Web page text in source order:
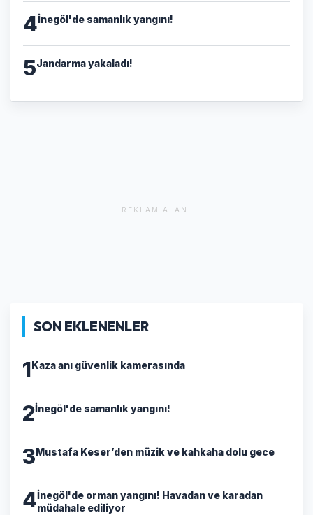
4İnegöl'de samanlık yangını!
5Jandarma yakaladı!
REKLAM ALANI
SON EKLENENLER
1Kaza anı güvenlik kamerasında
2İnegöl'de samanlık yangını!
3Mustafa Keser’den müzik ve kahkaha dolu gece
4İnegöl'de orman yangını! Havadan ve karadan
müdahale ediliyor